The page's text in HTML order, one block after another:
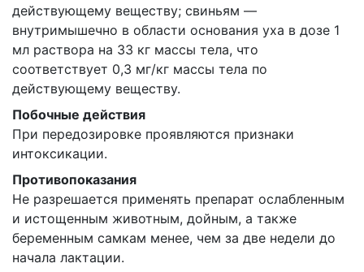
действующему веществу; свиньям —
внутримышечно в области основания уха в дозе 1
мл раствора на 33 кг массы тела, что
соответствует 0,3 мг/кг массы тела по
действующему веществу.
Побочные действия
При передозировке проявляются признаки
интоксикации.
Противопоказания
Не разрешается применять препарат ослабленным
и истощенным животным, дойным, а также
беременным самкам менее, чем за две недели до
начала лактации.